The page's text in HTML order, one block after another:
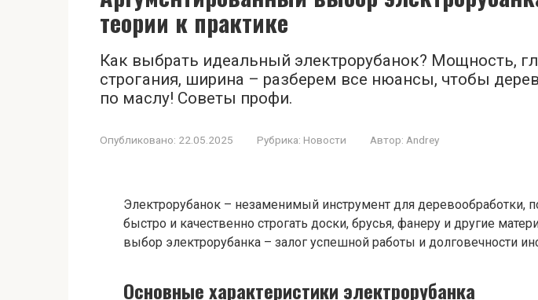
теории к практике
Как выбрать идеальный электрорубанок? Мощность,
строгания, ширина – разберем все нюансы, чтобы
по маслу! Советы профи.
Опубликовано: 22.05.2025 Рубрика: Новости Автор: Andrey
Электрорубанок – незаменимый инструмент для деревообработки,
быстро и качественно строгать доски, брусья, фанеру и другие
выбор электрорубанка – залог успешной работы и долговечности
Основные характеристики электрорубанка